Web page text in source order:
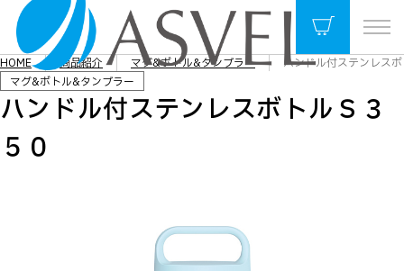
HOME 商品紹介 マグ&ボトル&タンブラー
ハンドル付ステンレス
マグ&ボトル&タンブラー
ハンドル付ステンレスボトルＳ３
５０